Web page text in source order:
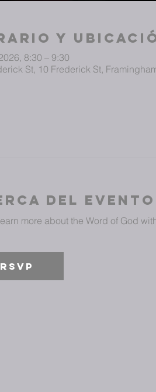
y
8:30 – 9:30
St, 10 Frederick St,
del evento
more about the Word of God
RSVP